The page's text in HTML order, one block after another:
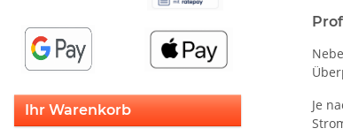
Je
Ihr Warenkorb